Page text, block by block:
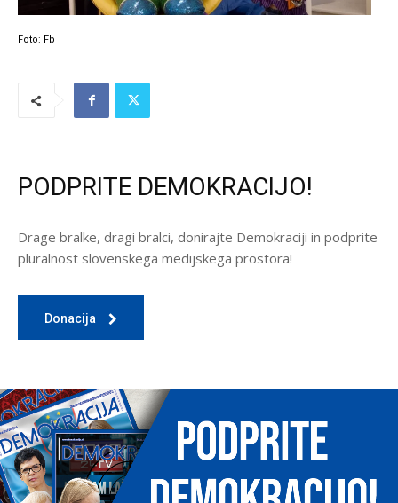
Foto: Fb
PODPRITE DEMOKRACIJO!
Drage bralke, dragi bralci, donirajte Demokraciji in podprite
pluralnost slovenskega medijskega prostora!
Donacija